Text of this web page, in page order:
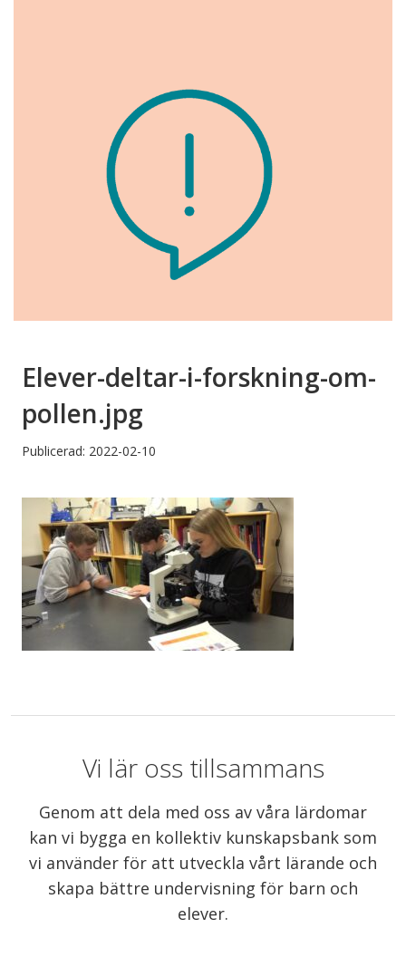
Elever-deltar-i-forskning-om-
pollen.jpg
Publicerad: 2022-02-10
Vi lär oss tillsammans
Genom att dela med oss av våra lärdomar
kan vi bygga en kollektiv kunskapsbank som
vi använder för att utveckla vårt lärande och
skapa bättre undervisning för barn och
elever.